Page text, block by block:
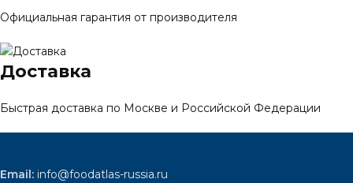
Официальная гарантия от производителя
Доставка
Быстрая доставка по Москве и Российской Федерации
Email: info@foodatlas-russia.ru